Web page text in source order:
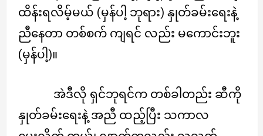
ထိန်းရလိမ့်မယ် (မှန်ပါ့ ဘုရား) နှုတ်ခမ်းရေးနဲ့
ညီနေတာ တစ်စက် ကျရင် လည်း မကောင်းဘူး
(မှန်ပါ့)။
အဲဒီလို ရှင်ဘုရင်က တစ်ခါတည်း ဆီကို
နှုတ်ခမ်းရေးနဲ့ အညီ ထည့်ပြီး သကာလ